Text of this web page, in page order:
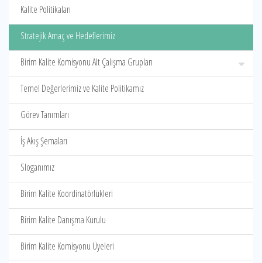
Kalite Politikaları
Stratejik Amaç ve Hedeflerimiz
Birim Kalite Komisyonu Alt Çalışma Grupları
Temel Değerlerimiz ve Kalite Politikamız
Görev Tanımları
İş Akış Şemaları
Sloganımız
Birim Kalite Koordinatörlükleri
Birim Kalite Danışma Kurulu
Birim Kalite Komisyonu Üyeleri